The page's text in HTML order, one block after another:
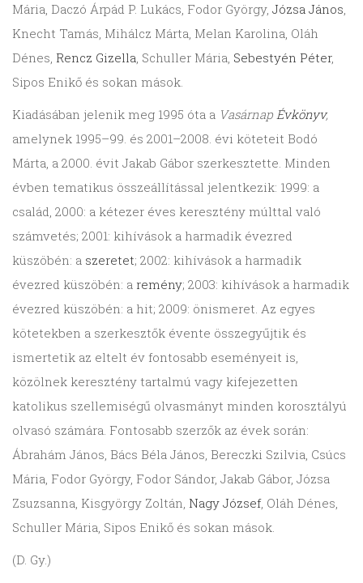
Mária, Daczó Árpád P. Lukács, Fodor György, Józsa János,
Knecht Tamás, Mihálcz Márta, Melan Karolina, Oláh
Dénes, Rencz Gizella, Schuller Mária, Sebestyén Péter,
Sipos Enikő és sokan mások.
Kiadásában jelenik meg 1995 óta a Vasárnap Évkönyv,
amelynek 1995–99. és 2001–2008. évi köteteit Bodó
Márta, a 2000. évit Jakab Gábor szerkesztette. Minden
évben tematikus összeállítással jelentkezik: 1999: a
család, 2000: a kétezer éves keresztény múlttal való
számvetés; 2001: kihívások a harmadik évezred
küszöbén: a szeretet; 2002: kihívások a harmadik
évezred küszöbén: a remény; 2003: kihívások a harmadik
évezred küszöbén: a hit; 2009: önismeret. Az egyes
kötetekben a szerkesztők évente összegyűjtik és
ismertetik az eltelt év fontosabb eseményeit is,
közölnek keresztény tartalmú vagy kifejezetten
katolikus szellemiségű olvasmányt minden korosztályú
olvasó számára. Fontosabb szerzők az évek során:
Ábrahám János, Bács Béla János, Bereczki Szilvia, Csúcs
Mária, Fodor György, Fodor Sándor, Jakab Gábor, Józsa
Zsuzsanna, Kisgyörgy Zoltán, Nagy József, Oláh Dénes,
Schuller Mária, Sipos Enikő és sokan mások.
(D. Gy.)